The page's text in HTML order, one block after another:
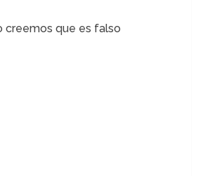
creemos que es falso